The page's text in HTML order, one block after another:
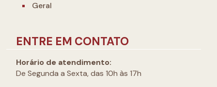
Geral
ENTRE EM CONTATO
Horário de atendimento:
De Segunda a Sexta, das 10h às 17h